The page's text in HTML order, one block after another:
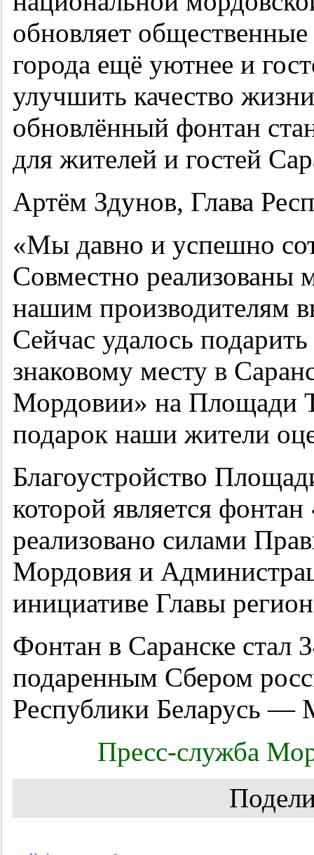
обновляет общественные
города ещё уютнее и
улучшить качество
обновлённый фонтан
для жителей и гостей
Артём Здунов, Глава
«Мы давно и успешно
Совместно реализованы
нашим производителям
Сейчас удалось
знаковому месту в
Мордовии» на Площади
подарок наши жители
Благоустройство
которой является
реализовано силами
Мордовия и
инициативе Главы
Фонтан в Саранске стал
подаренным Сбером
Республики Беларусь —
Пресс-служба